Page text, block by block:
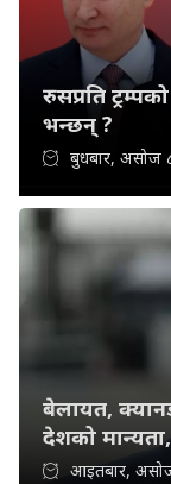
रुसप्रति
भन्छन् ?
बुधबार, असोज
बेलायत,
देशको
आइतबार,